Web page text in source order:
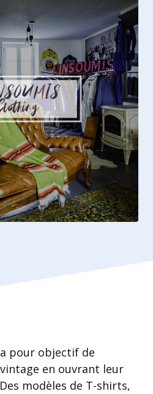
pour objectif de
en ouvrant leur
modèles de T-shirts,